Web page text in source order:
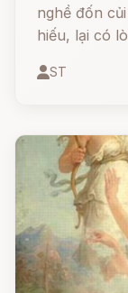
nghề đốn
hiếu, lại có
nhà, gã gặp
ST